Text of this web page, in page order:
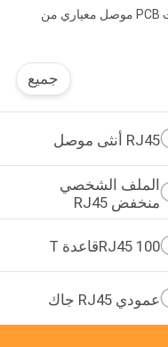
الترا منخفضة التعريف Cat5 RJ45 أوفست PCB موصل معياري من
جميع
RJ45 أنثى موصل
الملف الشخصي
منخفض RJ45
RJ45 100قاعدة T
عمودي RJ45 جاك